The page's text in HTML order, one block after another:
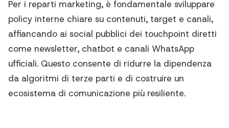
Per i reparti marketing, è fondamentale sviluppare
policy interne chiare su contenuti, target e canali,
affiancando ai social pubblici dei touchpoint diretti
come newsletter, chatbot e canali WhatsApp
ufficiali. Questo consente di ridurre la dipendenza
da algoritmi di terze parti e di costruire un
ecosistema di comunicazione più resiliente.